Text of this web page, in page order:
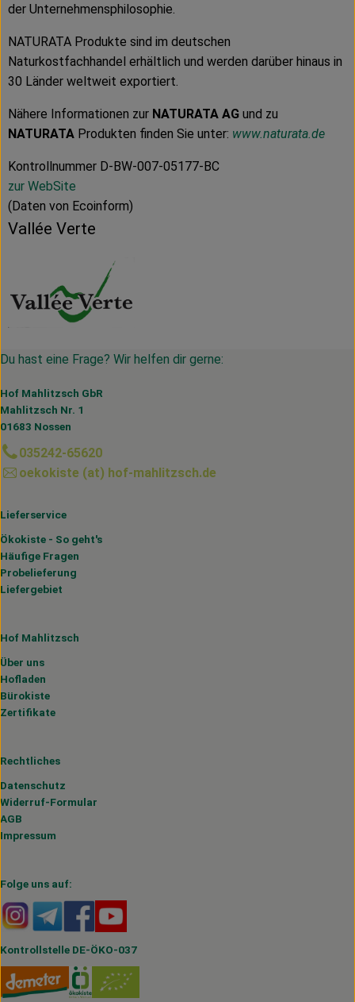
der Unternehmensphilosophie.
NATURATA Produkte sind im deutschen
Naturkostfachhandel erhältlich und werden darüber hinaus in
30 Länder weltweit exportiert.
Nähere Informationen zur NATURATA AG und zu
NATURATA Produkten finden Sie unter: www.naturata.de
Kontrollnummer D-BW-007-05177-BC
zur WebSite
(Daten von Ecoinform)
Vallée Verte
Du hast eine Frage? Wir helfen dir gerne:
Hof Mahlitzsch GbR
Mahlitzsch Nr. 1
01683 Nossen
035242-65620
oekokiste (at) hof-mahlitzsch.de
Lieferservice
Ökokiste - So geht's
Häufige Fragen
Probelieferung
Liefergebiet
Hof Mahlitzsch
Über uns
Hofladen
Bürokiste
Zertifikate
Rechtliches
Datenschutz
Widerruf-Formular
AGB
Impressum
Folge uns auf:
Externer Link zu https://www.instagram.com/
Externer Link zu https://t.me/s/hofmahlitzsch
Externer Link zu https://www.facebook.com/
Kontrollstelle DE-ÖKO-037